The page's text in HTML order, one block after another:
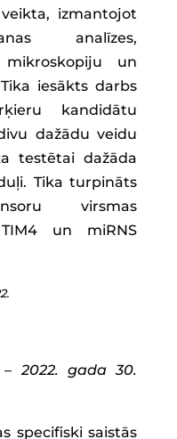
izmantojot
analīzes,
un
iesākts darbs
kandidātu
dažādu veidu
testētai dažāda
Tika turpināts
virsmas
un miRNS
2022. gada 30.
specifiski saistās